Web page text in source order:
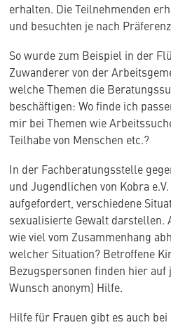
erhalten. Die Teilnehmenden
und besuchten je nach
So wurde zum Beispiel in der
Zuwanderer von der
welche Themen die
beschäftigen: Wo finde ich
mir bei Themen wie
Teilhabe von Menschen etc.?
In der Fachberatungsstelle
und Jugendlichen von Kobra
aufgefordert, verschiedene
sexualisierte Gewalt
wie viel vom Zusammenhang
welcher Situation? Betroffene
Bezugspersonen finden hier
Wunsch anonym) Hilfe.
Hilfe für Frauen gibt es auch